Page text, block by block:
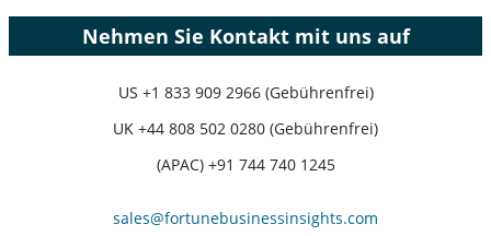
Nehmen Sie Kontakt mit uns auf
US +1 833 909 2966 (Gebührenfrei)
UK +44 808 502 0280 (Gebührenfrei)
(APAC) +91 744 740 1245
sales@fortunebusinessinsights.com